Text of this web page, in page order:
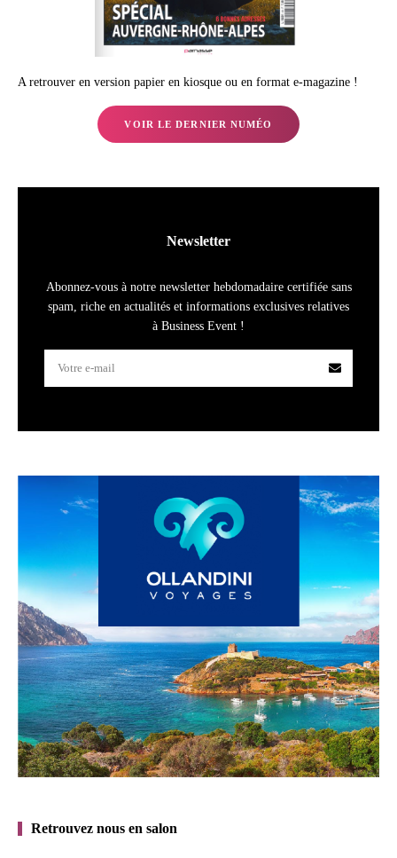
A retrouver en version papier en kiosque ou en format e-magazine !
VOIR LE DERNIER NUMÉO
Newsletter
Abonnez-vous à notre newsletter hebdomadaire certifiée sans
spam, riche en actualités et informations exclusives relatives
à Business Event !
Retrouvez nous en salon